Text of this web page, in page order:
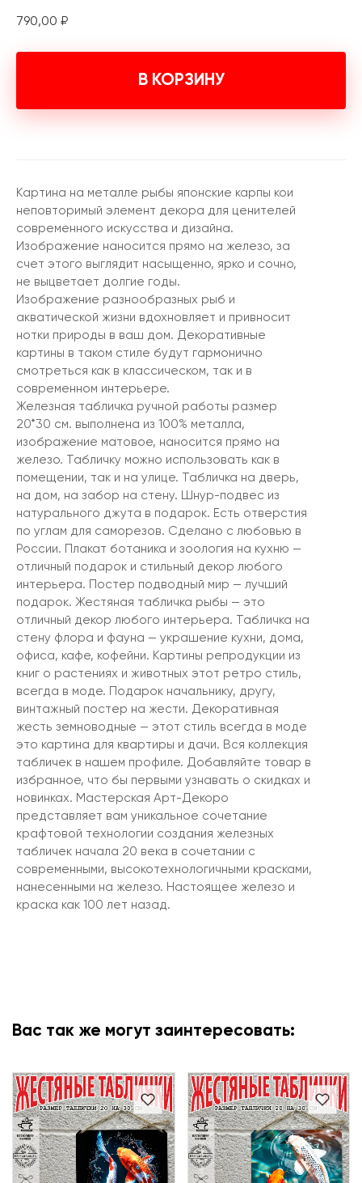
790,00 ₽
В КОРЗИНУ
Картина на металле рыбы японские карпы кои
неповторимый элемент декора для ценителей
современного искусства и дизайна.
Изображение наносится прямо на железо, за
счет этого выглядит насыщенно, ярко и сочно,
не выцветает долгие годы.
Изображение разнообразных рыб и
акватической жизни вдохновляет и привносит
нотки природы в ваш дом. Декоративные
картины в таком стиле будут гармонично
смотреться как в классическом, так и в
современном интерьере.
Железная табличка ручной работы размер
20*30 см. выполнена из 100% металла,
изображение матовое, наносится прямо на
железо. Табличку можно использовать как в
помещении, так и на улице. Табличка на дверь,
на дом, на забор на стену. Шнур-подвес из
натурального джута в подарок. Есть отверстия
по углам для саморезов. Сделано с любовью в
России. Плакат ботаника и зоология на кухню —
отличный подарок и стильный декор любого
интерьера. Постер подводный мир — лучший
подарок. Жестяная табличка рыбы — это
отличный декор любого интерьера. Табличка на
стену флора и фауна — украшение кухни, дома,
офиса, кафе, кофейни. Картины репродукции из
книг о растениях и животных этот ретро стиль,
всегда в моде. Подарок начальнику, другу,
винтажный постер на жести. Декоративная
жесть земноводные — этот стиль всегда в моде
это картина для квартиры и дачи. Вся коллекция
табличек в нашем профиле. Добавляйте товар в
избранное, что бы первыми узнавать о скидках и
новинках. Мастерская Арт-Декоро
представляет вам уникальное сочетание
крафтовой технологии создания железных
табличек начала 20 века в сочетании с
современными, высокотехнологичными красками,
нанесенными на железо. Настоящее железо и
краска как 100 лет назад.
Вас так же могут заинтересовать: